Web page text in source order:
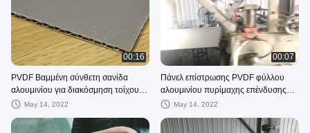
00:16
PVDF Βαμμένη σύνθετη σανίδα
αλουμινίου για διακόσμηση τοίχου
προσόψεων
May 14, 2022
00:07
Πάνελ επίστρωσης PVDF φύλλου
αλουμινίου πυρίμαχης επένδυσης
5mmMay 14, 2022